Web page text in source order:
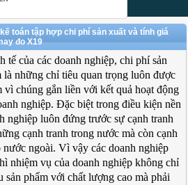
toán tập hợp chi phí sản xuất và tính giá
đo X19
tế của các doanh nghiệp, chi phí sản
là những chỉ tiêu quan trọng luôn được
vì chúng gắn liền với kết quả hoạt động
nghiệp. Đặc biệt trong điều kiện nền
nghiệp luôn đứng trước sự cạnh tranh
cạnh tranh trong nước mà còn cạnh
nước ngoài. Vì vậy các doanh nghiệp
nhiệm vụ của doanh nghiệp không chỉ
sản phẩm với chất lượng cao mà phải